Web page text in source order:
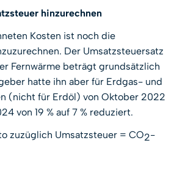
hinzurechnen
Kosten ist noch die
Der Umsatzsteuersatz
Fernwärme beträgt grundsätzlich
hatte ihn aber für Erdgas- und
(nicht für Erdöl) von Oktober 2022
von 19 % auf 7 % reduziert.
zuzüglich Umsatzsteuer = CO2-